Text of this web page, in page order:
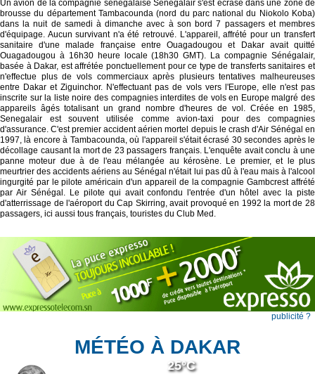
Un avion de la compagnie sénégalaise Senegalair s'est écrasé dans une zone de
brousse du département Tambacounda (nord du parc national du Niokolo Koba)
dans la nuit de samedi à dimanche avec à son bord 7 passagers et membres
d'équipage. Aucun survivant n'a été retrouvé. L'appareil, affrété pour un transfert
sanitaire d'une malade française entre Ouagadougou et Dakar avait quitté
Ouagadougou à 16h30 heure locale (18h30 GMT). La compagnie Sénégalair,
basée à Dakar, est affrétée ponctuellement pour ce type de transferts sanitaires et
n'effectue plus de vols commerciaux après plusieurs tentatives malheureuses
entre Dakar et Ziguinchor. N'effectuant pas de vols vers l'Europe, elle n'est pas
inscrite sur la liste noire des compagnies interdites de vols en Europe malgré des
appareils âgés totalisant un grand nombre d'heures de vol. Créée en 1985,
Senegalair est souvent utilisée comme avion-taxi pour des compagnies
d'assurance. C'est premier accident aérien mortel depuis le crash d'Air Sénégal en
1997, là encore à Tambacounda, où l'appareil s'était écrasé 30 secondes après le
décollage causant la mort de 23 passagers français. L'enquête avait conclu à une
panne moteur due à de l'eau mélangée au kérosène. Le premier, et le plus
meurtrier des accidents aériens au Sénégal n'était lui pas dû à l'eau mais à l'alcool
ingurgité par le pilote américain d'un appareil de la compagnie Gambcrest affrété
par Air Sénégal. Le pilote qui avait confondu l'entrée d'un hôtel avec la piste
d'atterrissage de l'aéroport du Cap Skirring, avait provoqué en 1992 la mort de 28
passagers, ici aussi tous français, touristes du Club Med.
publicité ?
MÉTÉO À DAKAR
25°C